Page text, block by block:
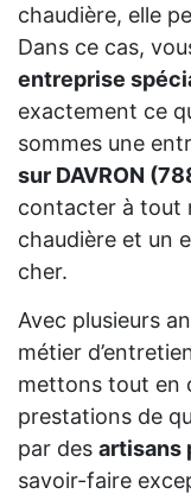
chaudière, elle
Dans ce cas,
entreprise
exactement ce
sommes une
sur DAVRON
contacter à tout
chaudière et un
cher.
Avec plusieurs
métier
mettons tout en
prestations de
par des artisans
savoir-faire